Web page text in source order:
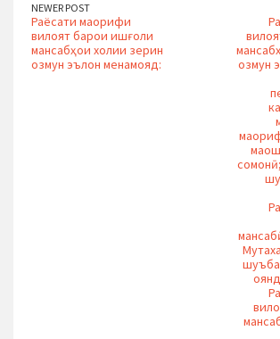
NEWER POST
Раёсати маорифи
вилоят барои ишғоли
мансабҳои холии зерин
озмун эълон менамояд:
озмун